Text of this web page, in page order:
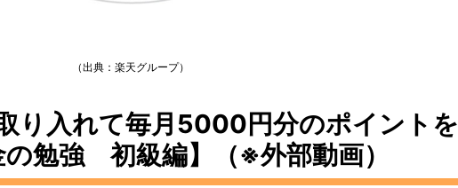
（出典：楽天グループ）
り入れて毎月5000円分のポイントを
勉強 初級編】（※外部動画）​​